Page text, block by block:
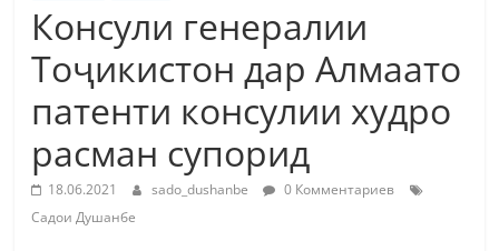
Консули генералии
Тоҷикистон дар Алмаато
патенти консулии худро
расман супорид
18.06.2021 sado_dushanbe
0 Комментариев
Садои Душанбе